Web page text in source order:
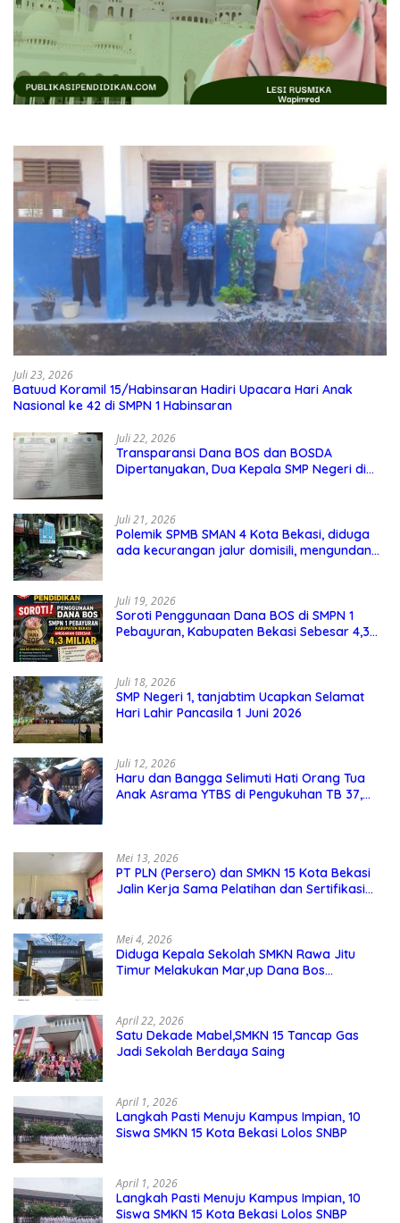
Juli 23, 2026
Batuud Koramil 15/Habinsaran Hadiri Upacara Hari Anak
Nasional ke 42 di SMPN 1 Habinsaran
Juli 22, 2026
Transparansi Dana BOS dan BOSDA
Dipertanyakan, Dua Kepala SMP Negeri di
Juli 21, 2026
Polemik SPMB SMAN 4 Kota Bekasi, diduga
ada kecurangan jalur domisili, mengundang
Juli 19, 2026
Soroti Penggunaan Dana BOS di SMPN 1
Pebayuran, Kabupaten Bekasi Sebesar 4,3
Juli 18, 2026
SMP Negeri 1, tanjabtim Ucapkan Selamat
Hari Lahir Pancasila 1 Juni 2026
Juli 12, 2026
Haru dan Bangga Selimuti Hati Orang Tua
Anak Asrama YTBS di Pengukuhan TB 37,
Mei 13, 2026
PT PLN (Persero) dan SMKN 15 Kota Bekasi
Jalin Kerja Sama Pelatihan dan Sertifikasi
Mei 4, 2026
Diduga Kepala Sekolah SMKN Rawa Jitu
Timur Melakukan Mar,up Dana Bos
April 22, 2026
Satu Dekade Mabel,SMKN 15 Tancap Gas
Jadi Sekolah Berdaya Saing
April 1, 2026
Langkah Pasti Menuju Kampus Impian, 10
Siswa SMKN 15 Kota Bekasi Lolos SNBP
April 1, 2026
Langkah Pasti Menuju Kampus Impian, 10
Siswa SMKN 15 Kota Bekasi Lolos SNBP